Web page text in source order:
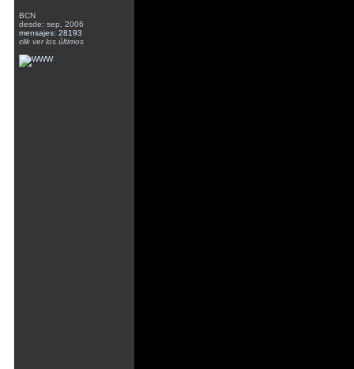
BCN
desde: sep, 2006
mensajes: 28193
clik ver los últimos